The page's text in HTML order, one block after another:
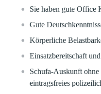
Sie haben gute Office
Gute
Körperliche
Einsatzbereitschaft
Schufa-Auskunft
eintragsfreies